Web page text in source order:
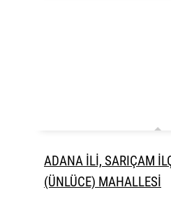
ADANA İLİ, SARIÇAM
(ÜNLÜCE) MAHALLESİ